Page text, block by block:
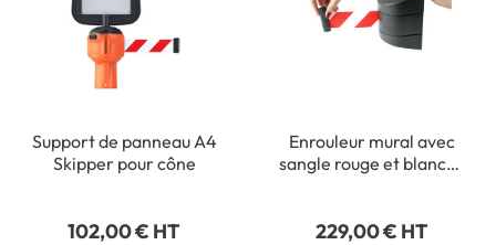
Support de panneau A4
Skipper pour cône
102,00 € HT
Enrouleur mural avec
sangle rouge et blanche
229,00 € HT